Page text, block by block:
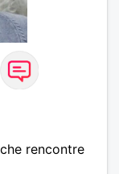
rencontre